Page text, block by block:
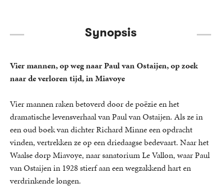
Synopsis
Vier mannen, op weg naar Paul van Ostaijen, op zoek
naar de verloren tijd, in Miavoye
Vier mannen raken betoverd door de poëzie en het
dramatische levensverhaal van Paul van Ostaijen. Als ze in
een oud boek van dichter Richard Minne een opdracht
vinden, vertrekken ze op een driedaagse bedevaart. Naar het
Waalse dorp Miavoye, naar sanatorium Le Vallon, waar Paul
van Ostaijen in 1928 stierf aan een wegzakkend hart en
verdrinkende longen.